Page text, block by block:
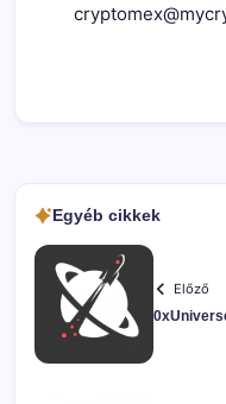
Egyéb cikkek
Előző